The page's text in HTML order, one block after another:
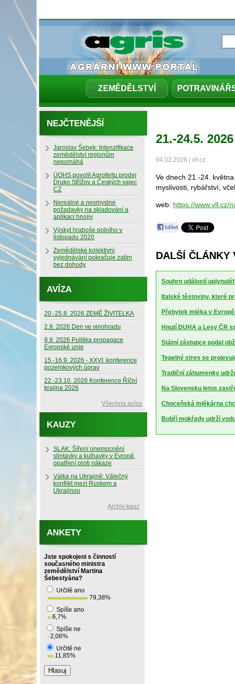
ZEMĚDĚLSTVÍ
21.-24.5.
04.02.2026 | vll.cz
Ve dnech 21.-24.
myslivosti, rybářství,
web: https://www.vll.cz/
DALŠÍ ČLÁNKY
Souhrn událostí
Italské těstoviny, které
Přebytek mléka v
Hnutí DUHA a Lesy ČR
Státní zástupce podal
Tepelný stres se
Tradiční záhumenky
Na Slovensku letos
Choceňská mlékárna
Bobří mokřady udrží
NEJČTENĚJŠÍ
Jaroslav Šebek: Intenzifikace
zemědělství regionům
nepomáhá
ÚOHS povolil Agrofertu prodej
Druko Střížov a Českých vajec
CZ
Nereálné a nesmyslné
požadavky na skladování a
aplikaci hnojiv
Výskyt hraboše polního v
listopadu 2020
Zemědělské kolektivní
vyjednávání pokračuje zatím
bez dohody
AVÍZA
20.-25.8. 2026 ZEMĚ ŽIVITELKA
2.9. 2026 Den ve vinohradu
9.9. 2026 Politika propagace
Evropské unie
15.-16.9. 2026 - XXVI. konference
pozemkových úprav
22.-23.10. 2026 Konference Říční
krajina 2026
Všechna avíza
KAUZY
SLAK: Šíření onemocnění
slintavky a kulhavky v Evropě,
opatření proti nákaze
Válka na Ukrajině: Válečný
konflikt mezi Ruskem a
Ukrajinou
Archiv kauz
ANKETY
Jste spokojeni s činností
současného ministra
zemědělství Martina
Šebestyána?
Určitě ano
79,38%
Spíše ano
6,7%
Spíše ne
2,06%
Určitě ne
11,85%